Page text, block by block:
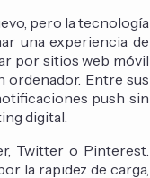
pero la tecnología
una experiencia de
por sitios web móvil
ordenador. Entre sus
push sin
digital.
Twitter o Pinterest.
la rapidez de carga,